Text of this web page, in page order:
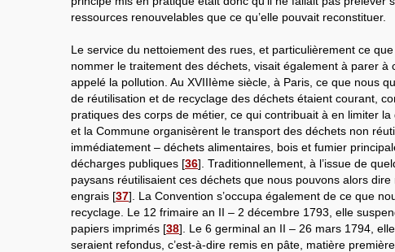
ressources renouvelables que ce qu’elle pouvait reconstituer.
Le service du nettoiement des rues, et particulièrement ce
nommer le traitement des déchets, visait également à parer à
appelé la pollution. Au XVIIIème siècle, à Paris, ce que nous
de réutilisation et de recyclage des déchets étaient courant,
pratiques des corps de métier, ce qui contribuait à en limiter la
et la Commune organisèrent le transport des déchets non
immédiatement – déchets alimentaires, bois et fumier
décharges publiques [36] . Traditionnellement, à l’issue de
paysans réutilisaient ces déchets que nous pouvons alors dire
engrais [37] . La Convention s’occupa également de ce que
recyclage. Le 12 frimaire an II – 2 décembre 1793, elle
papiers imprimés [38] . Le 6 germinal an II – 26 mars 1794,
seraient refondus, c’est-à-dire remis en pâte, matière